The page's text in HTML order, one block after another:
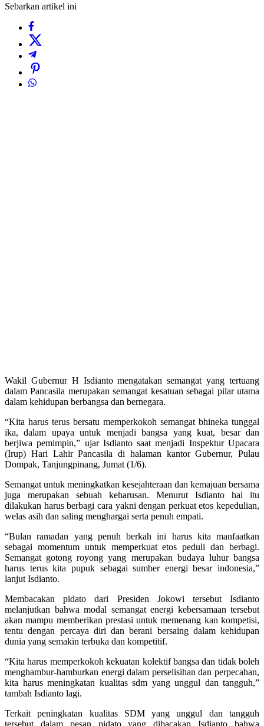
Sebarkan artikel ini
Wakil Gubernur H Isdianto mengatakan semangat yang tertuang
dalam Pancasila merupakan semangat kesatuan sebagai pilar utama
dalam kehidupan berbangsa dan bernegara.
“Kita harus terus bersatu memperkokoh semangat bhineka tunggal
ika, dalam upaya untuk menjadi bangsa yang kuat, besar dan
berjiwa pemimpin,” ujar Isdianto saat menjadi Inspektur Upacara
(Irup) Hari Lahir Pancasila di halaman kantor Gubernur, Pulau
Dompak, Tanjungpinang, Jumat (1/6).
Semangat untuk meningkatkan kesejahteraan dan kemajuan bersama
juga merupakan sebuah keharusan. Menurut Isdianto hal itu
dilakukan harus berbagi cara yakni dengan perkuat etos kepedulian,
welas asih dan saling menghargai serta penuh empati.
“Bulan ramadan yang penuh berkah ini harus kita manfaatkan
sebagai momentum untuk memperkuat etos peduli dan berbagi.
Semangat gotong royong yang merupakan budaya luhur bangsa
harus terus kita pupuk sebagai sumber energi besar indonesia,”
lanjut Isdianto.
Membacakan pidato dari Presiden Jokowi tersebut Isdianto
melanjutkan bahwa modal semangat energi kebersamaan tersebut
akan mampu memberikan prestasi untuk memenang kan kompetisi,
tentu dengan percaya diri dan berani bersaing dalam kehidupan
dunia yang semakin terbuka dan kompetitif.
“Kita harus memperkokoh kekuatan kolektif bangsa dan tidak boleh
menghambur-hamburkan energi dalam perselisihan dan perpecahan,
kita harus meningkatan kualitas sdm yang unggul dan tangguh,”
tambah Isdianto lagi.
Terkait peningkatan kualitas SDM yang unggul dan tangguh